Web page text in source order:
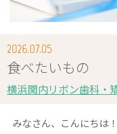
2026.07.05
食べたいもの
横浜関内リボン歯科・
みなさん、こんにちは！